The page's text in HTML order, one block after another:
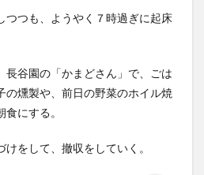
つも、ようやく７時過ぎに起床
谷園の「かまどさん」で、ごは
の燻製や、前日の野菜のホイル焼
にする。
をして、撤収をしていく。